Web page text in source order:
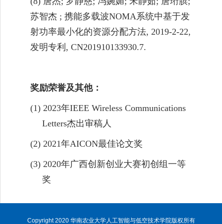
苏智杰 ; 携能多载波NOMA系统中基于发
射功率最小化的资源分配方法, 2019-2-22,
发明专利 , CN201910133930.7.
奖励荣誉及其他：
(1) 2023年IEEE Wireless Communications
Letters杰出审稿人
(2) 2021年AICON最佳论文奖
(3) 2020年广西创新创业大赛初创组一等
奖
Copyright 2020 华南农业大学人工智能与低空技术学院版权所有